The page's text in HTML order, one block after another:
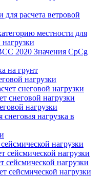
расчета ветровой
местности для
нагрузки
2020 Значения CpCg
на грунт
нагрузки
снеговой нагрузки
снеговой нагрузки
нагрузки
нагрузка в
нагрузки
сейсмической нагрузки
сейсмической нагрузки
сейсмической нагрузки